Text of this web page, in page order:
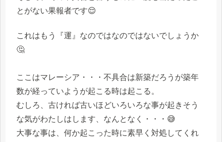
とがない果報者です😌
これはもう『運』なのではなのではないでしょうか
🤔
ここはマレーシア・・・不具合は新築だろうが築年
数が経っていようが起こる時は起こる。
むしろ、古ければ古いほどいろいろな事が起きそう
な気がわたしはします、なんとなく・・・😅
大事な事は、何か起こった時に素早く対処してくれ